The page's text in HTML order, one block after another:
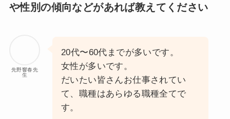
や性別の傾向などがあれば教えてください
先野響春先
生
20代〜60代までが多いです。
女性が多いです。
だいたい皆さんお仕事されてい
て、職種はあらゆる職種全てで
す。